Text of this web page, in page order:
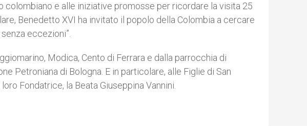
colombiano e alle iniziative promosse per ricordare la visita 25
Benedetto XVI ha invitato il popolo della Colombia a cercare
eccezioni”.
Modica, Cento di Ferrara e dalla parrocchia di
Petroniana di Bologna. E in particolare, alle Figlie di San
Fondatrice, la Beata Giuseppina Vannini.